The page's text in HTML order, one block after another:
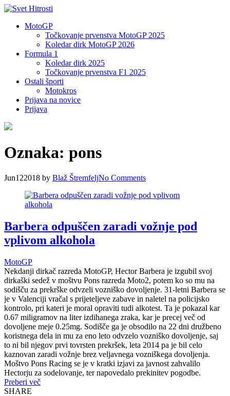
MotoGP
Točkovanje prvenstva MotoGP 2025
Koledar dirk MotoGP 2026
Formula 1
Koledar dirk 2025
Točkovanje prvenstva F1 2025
Ostali športi
Motokros
Prijava na novice
Prijava
Oznaka: pons
Jun122018 by Blaž ŠtremfeljNo Comments
Barbera odpuščen zaradi vožnje pod
vplivom alkohola
MotoGP
Nekdanji dirkač razreda MotoGP, Hector Barbera je izgubil svoj
dirkaški sedež v moštvu Pons razreda Moto2, potem ko so mu na
sodišču za prekrške odvzeli vozniško dovoljenje. 31-letni Barbera se
je v Valenciji vračal s prijeteljeve zabave in naletel na policijsko
kontrolo, pri kateri je moral opraviti tudi alkotest. Ta je pokazal kar
0.67 miligramov na liter izdihanega zraka, kar je precej več od
dovoljene meje 0.25mg. Sodišče ga je obsodilo na 22 dni družbeno
koristnega dela in mu za eno leto odvzelo vozniško dovoljenje, saj
to ni bil njegov prvi tovrsten prekršek, leta 2014 pa je bil celo
kaznovan zaradi vožnje brez veljavnega vozniškega dovoljenja.
Moštvo Pons Racing se je v kratki izjavi za javnost zahvalilo
Hectorju za sodelovanje, ter napovedalo prekinitev pogodbe.
Preberi več
SHARE